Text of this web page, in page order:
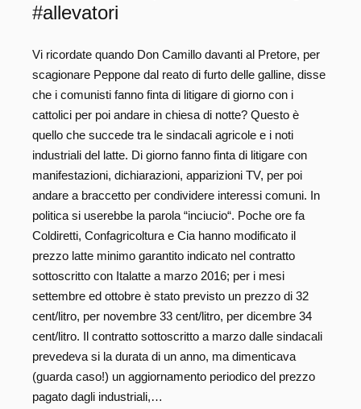
#allevatori
Vi ricordate quando Don Camillo davanti al Pretore, per
scagionare Peppone dal reato di furto delle galline, disse
che i comunisti fanno finta di litigare di giorno con i
cattolici per poi andare in chiesa di notte? Questo è
quello che succede tra le sindacali agricole e i noti
industriali del latte. Di giorno fanno finta di litigare con
manifestazioni, dichiarazioni, apparizioni TV, per poi
andare a braccetto per condividere interessi comuni. In
politica si userebbe la parola “inciucio“. Poche ore fa
Coldiretti, Confagricoltura e Cia hanno modificato il
prezzo latte minimo garantito indicato nel contratto
sottoscritto con Italatte a marzo 2016; per i mesi
settembre ed ottobre è stato previsto un prezzo di 32
cent/litro, per novembre 33 cent/litro, per dicembre 34
cent/litro. Il contratto sottoscritto a marzo dalle sindacali
prevedeva si la durata di un anno, ma dimenticava
(guarda caso!) un aggiornamento periodico del prezzo
pagato dagli industriali,…